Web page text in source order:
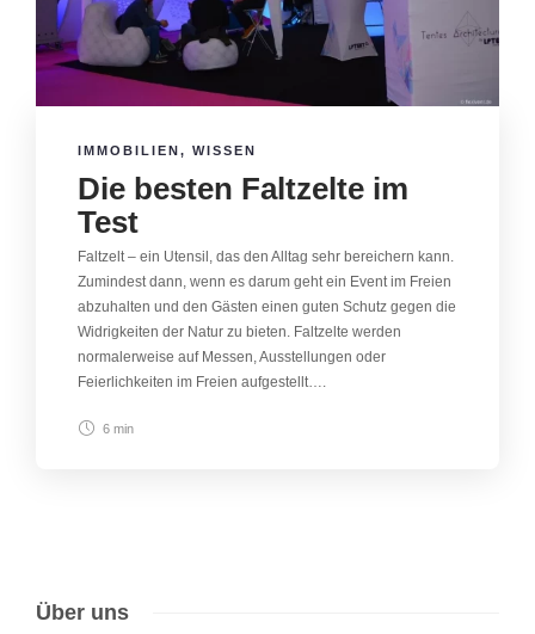
IMMOBILIEN, WISSEN
Die besten Faltzelte im
Test
Faltzelt – ein Utensil, das den Alltag sehr bereichern kann.
Zumindest dann, wenn es darum geht ein Event im Freien
abzuhalten und den Gästen einen guten Schutz gegen die
Widrigkeiten der Natur zu bieten. Faltzelte werden
normalerweise auf Messen, Ausstellungen oder
Feierlichkeiten im Freien aufgestellt….
6 min
Über uns